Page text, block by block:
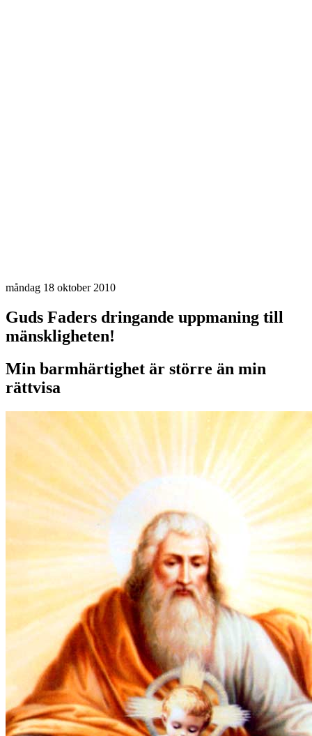
måndag 18 oktober 2010
Guds Faders dringande uppmaning till
mänskligheten!
Min barmhärtighet är större än min
rättvisa